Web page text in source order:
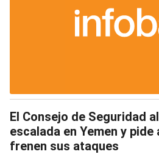
El Consejo de Seguridad
escalada en Yemen y
frenen sus ataques